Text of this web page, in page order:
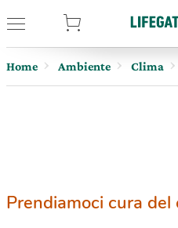
Home Ambiente Clima
Prendiamoci cura del